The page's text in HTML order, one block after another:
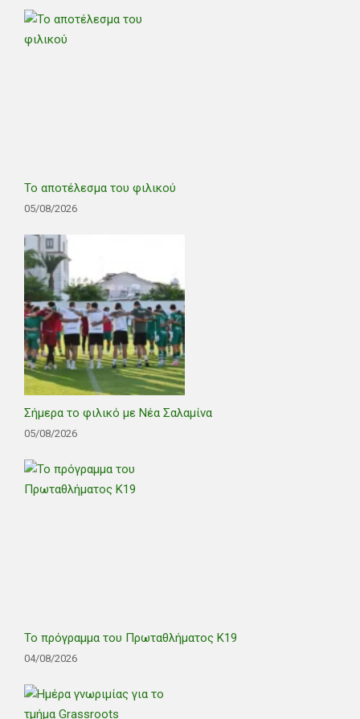
Το αποτέλεσμα του φιλικού
05/08/2026
Σήμερα το φιλικό με Νέα Σαλαμίνα
05/08/2026
Το πρόγραμμα του Πρωταθλήματος Κ19
04/08/2026